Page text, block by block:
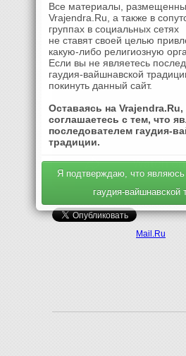
Mail.Ru
Все материалы,
Vrajendra.Ru, а также в
группах в социальных сетях
не ставят своей целью
какую-либо религиозную
Если вы не являетесь
гаудия-вайшнавской
покинуть данный сайт.
Оставаясь на
соглашаетесь с тем, что
последователем гаудия-
традиции.
Я подтверждаю, что
гаудия-вайшнавской